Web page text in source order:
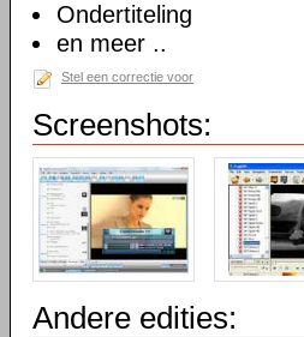
Ondertiteling
en meer ..
Stel een correctie voor
Screenshots:
Andere edities: